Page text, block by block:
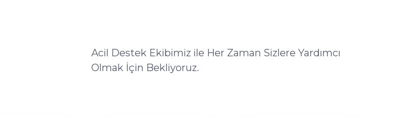
Acil Destek Ekibimiz ile Her Zaman Sizlere Yardımcı
Olmak İçin Bekliyoruz.